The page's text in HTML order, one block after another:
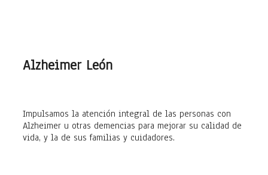
Alzheimer León
Impulsamos la atención integral de las personas con
Alzheimer u otras demencias para mejorar su calidad de
vida, y la de sus familias y cuidadores.